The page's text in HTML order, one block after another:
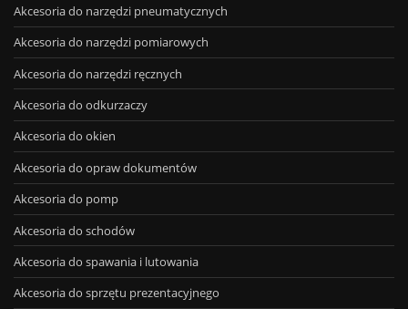
Akcesoria do narzędzi pneumatycznych
Akcesoria do narzędzi pomiarowych
Akcesoria do narzędzi ręcznych
Akcesoria do odkurzaczy
Akcesoria do okien
Akcesoria do opraw dokumentów
Akcesoria do pomp
Akcesoria do schodów
Akcesoria do spawania i lutowania
Akcesoria do sprzętu prezentacyjnego